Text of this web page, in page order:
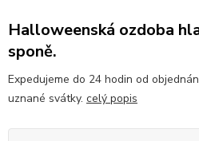
Halloweenská ozdoba
sponě.
Expedujeme do 24 hodin od
uznané svátky. celý popis